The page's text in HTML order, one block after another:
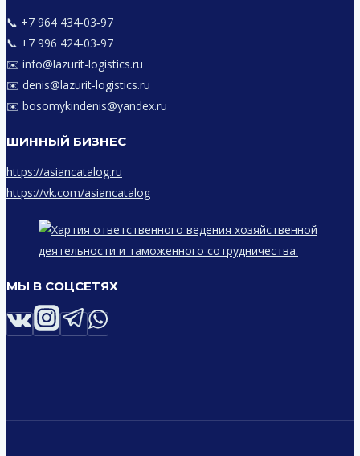
📞 +7 964 434‑03‑97
📞 +7 996 424‑03‑97
✉️ info@lazurit-logistics.ru
✉️ denis@lazurit-logistics.ru
✉️ bosomykindenis@yandex.ru
ШИННЫЙ БИЗНЕС
https://asiancatalog.ru
https://vk.com/asiancatalog
МЫ В СОЦСЕТЯХ